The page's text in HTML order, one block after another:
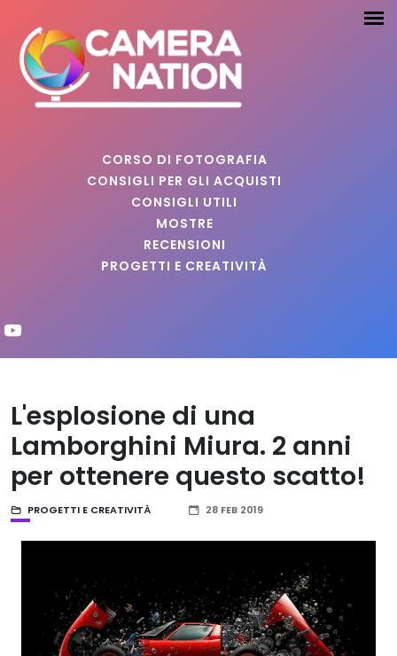
CORSO DI FOTOGRAFIA
CONSIGLI PER GLI ACQUISTI
CONSIGLI UTILI
MOSTRE
RECENSIONI
PROGETTI E CREATIVITÀ
L'esplosione di una
Lamborghini Miura. 2 anni
per ottenere questo scatto!
PROGETTI E CREATIVITÀ 28 FEB 2019